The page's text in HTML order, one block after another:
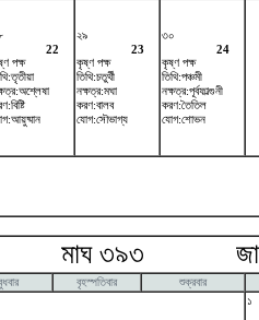
22
পক্ষ
২৯
23
কৃষ্ণ পক্ষ
তিথি:চতুর্থী
নক্ষত্র:মঘা
করণ:বালব
যোগ:সৌভাগ্য
৩০
24
কৃষ্ণ পক্ষ
তিথি:পঞ্চমী
নক্ষত্র:পূর্বফাল্গুনী
করণ:তৈতিল
যোগ:শোভন
মাঘ ৩৯৩
বৃহস্পতিবার
শুক্রবার
১